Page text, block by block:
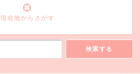
現在地からさがす
検索する